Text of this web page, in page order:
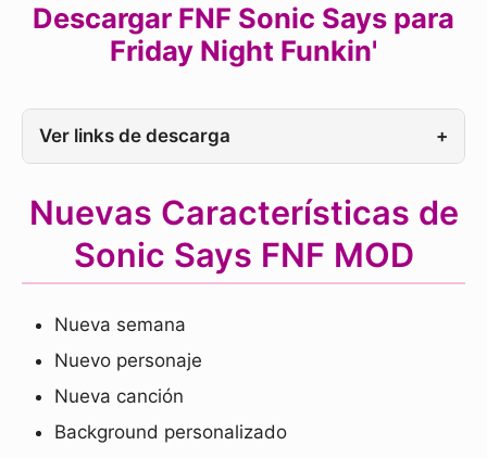
Descargar FNF Sonic Says para
Friday Night Funkin'
Ver links de descarga +
Nuevas Características de
Sonic Says FNF MOD
Nueva semana
Nuevo personaje
Nueva canción
Background personalizado